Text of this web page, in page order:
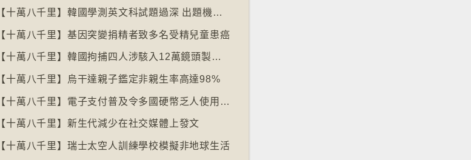
【十萬八千里】韓國學測英文科試題過深 出題機構院長引咎辭職
【十萬八千里】基因突變捐精者致多名受精兒童患癌
【十萬八千里】韓國拘捕四人涉駭入12萬鏡頭製色情內容
【十萬八千里】烏干達親子鑑定非親生率高達98%
【十萬八千里】電子支付普及令多國硬幣乏人使用甚至停產
【十萬八千里】新生代減少在社交媒體上發文
【十萬八千里】瑞士太空人訓練學校模擬非地球生活